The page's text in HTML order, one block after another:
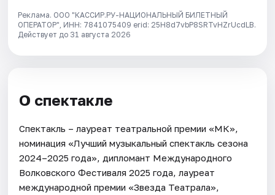
Реклама. ООО "КАССИР.РУ-НАЦИОНАЛЬНЫЙ БИЛЕТНЫЙ
ОПЕРАТОР", ИНН: 7841075409 erid: 25H8d7vbP8SRTvHZrUcdLB.
Действует до 31 августа 2026
О спектакле
Спектакль – лауреат театральной премии «МК»,
номинация «Лучший музыкальный спектакль сезона
2024–2025 года», дипломант Международного
Волковского Фестиваля 2025 года, лауреат
международной премии «Звезда Театрала»,